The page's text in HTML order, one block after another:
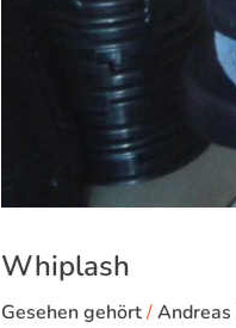
Whiplash
Gesehen gehört/Andreas